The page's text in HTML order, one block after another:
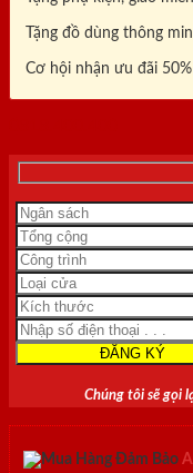
Tặng đồ dùng thông
Cơ hội nhận ưu đãi
Chúng tôi sẽ gọi